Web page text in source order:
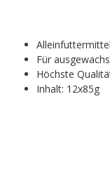
Alleinfuttermittel
Für
Höchste
Inhalt: 12x85g